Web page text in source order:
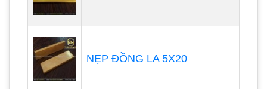
NẸP ĐỒNG LA 5X20